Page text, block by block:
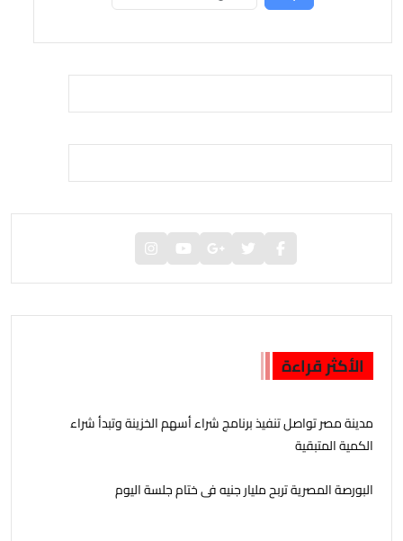
الأكثر قراءة
مدينة مصر تواصل تنفيذ برنامج شراء أسهم الخزينة وتبدأ شراء
الكمية المتبقية
البورصة المصرية تربح مليار جنيه فى ختام جلسة اليوم